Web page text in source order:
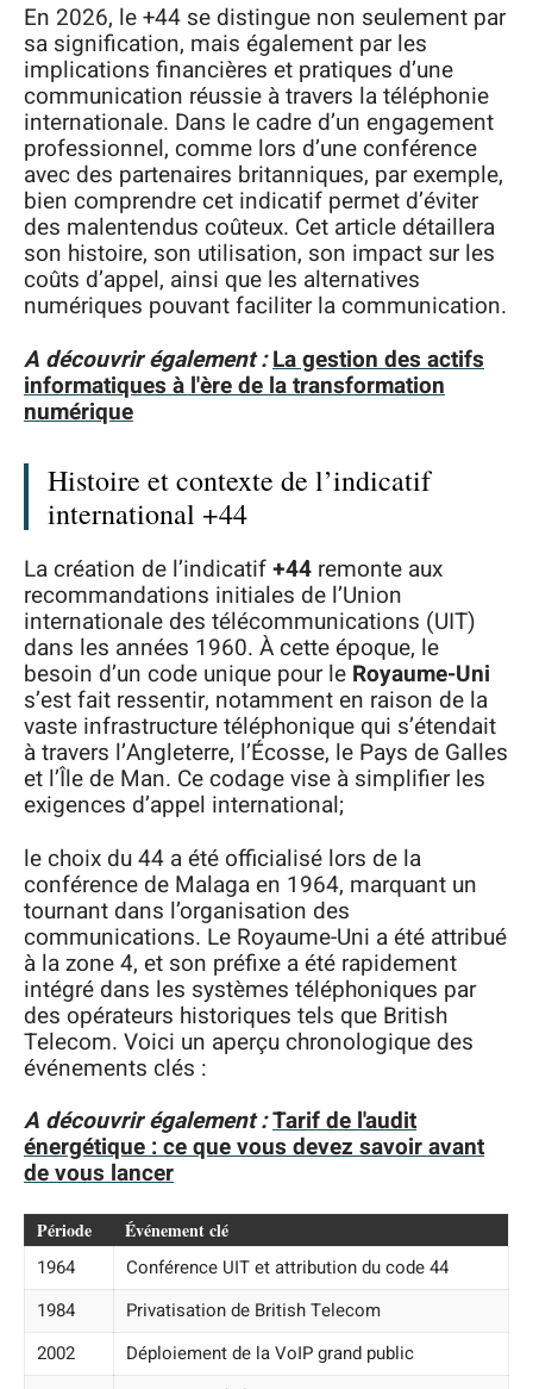
En 2026, le +44 se distingue non seulement par
sa signification, mais également par les
implications financières et pratiques d’une
communication réussie à travers la téléphonie
internationale. Dans le cadre d’un engagement
professionnel, comme lors d’une conférence
avec des partenaires britanniques, par exemple,
bien comprendre cet indicatif permet d’éviter
des malentendus coûteux. Cet article détaillera
son histoire, son utilisation, son impact sur les
coûts d’appel, ainsi que les alternatives
numériques pouvant faciliter la communication.
A découvrir également : La gestion des actifs
informatiques à l'ère de la transformation
numérique
Histoire et contexte de l’indicatif
international +44
La création de l’indicatif+44 remonte aux
recommandations initiales de l’Union
internationale des télécommunications (UIT)
dans les années 1960. À cette époque, le
besoin d’un code unique pour le Royaume-Uni
s’est fait ressentir, notamment en raison de la
vaste infrastructure téléphonique qui s’étendait
à travers l’Angleterre, l’Écosse, le Pays de Galles
et l’Île de Man. Ce codage vise à simplifier les
exigences d’appel international;
le choix du 44 a été officialisé lors de la
conférence de Malaga en 1964, marquant un
tournant dans l’organisation des
communications. Le Royaume-Uni a été attribué
à la zone 4, et son préfixe a été rapidement
intégré dans les systèmes téléphoniques par
des opérateurs historiques tels que British
Telecom. Voici un aperçu chronologique des
événements clés :
A découvrir également :Tarif de l'audit
énergétique : ce que vous devez savoir avant
de vous lancer
Période Événement clé
1964
Conférence UIT et attribution du code 44
1984
Privatisation de British Telecom
2002
Déploiement de la VoIP grand public